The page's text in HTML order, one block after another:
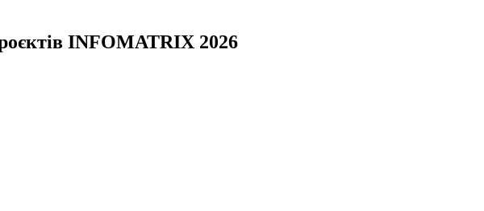
INFOMATRIX 2026